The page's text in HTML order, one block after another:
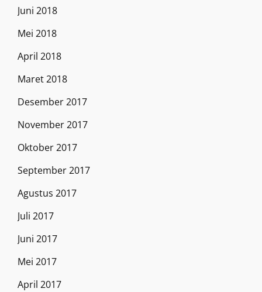
Juni 2018
Mei 2018
April 2018
Maret 2018
Desember 2017
November 2017
Oktober 2017
September 2017
Agustus 2017
Juli 2017
Juni 2017
Mei 2017
April 2017